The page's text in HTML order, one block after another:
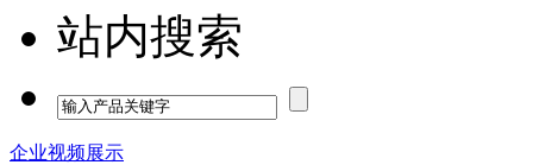
站内搜索
企业视频展示